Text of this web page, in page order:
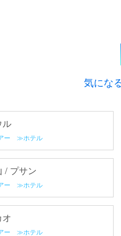
気にな
ル
ー ホテル
/ プサン
ー ホテル
ー ホテル